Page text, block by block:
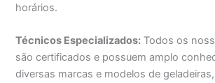
horários.
Técnicos Especializados: Todos os
são certificados e possuem amplo
diversas marcas e modelos de